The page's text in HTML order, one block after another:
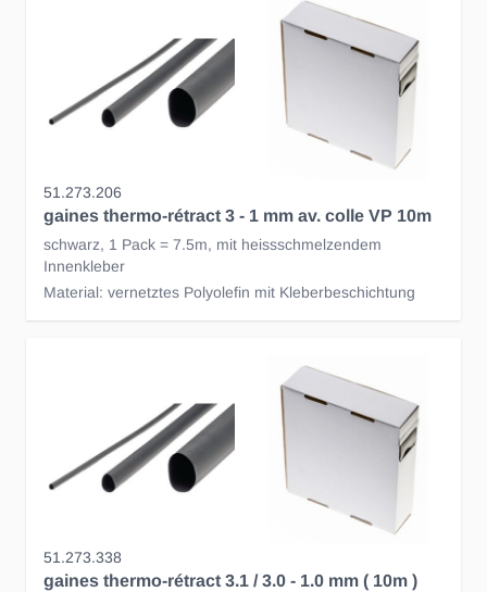
51.273.206
gaines thermo-rétract 3 - 1 mm av. colle VP 10m
schwarz, 1 Pack = 7.5m, mit heissschmelzendem
Innenkleber
Material: vernetztes Polyolefin mit Kleberbeschichtung
51.273.338
gaines thermo-rétract 3.1 / 3.0 - 1.0 mm ( 10m )